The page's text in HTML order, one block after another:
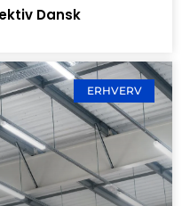
Dansk
ERHVERV